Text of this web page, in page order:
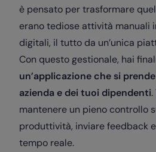
è pensato per trasformare
erano tediose attività manuali
digitali, il tutto da un’unica
Con questo gestionale, hai
un’applicazione che si
azienda e dei tuoi dipendenti
mantenere un pieno controllo
produttività, inviare feedback
tempo reale.